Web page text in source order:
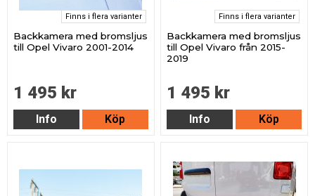
Finns i flera varianter
Backkamera med bromsljus
till Opel Vivaro 2001-2014
1 495 kr
Info Köp
Finns i flera varianter
Backkamera med bromsljus
till Opel Vivaro från 2015-
2019
1 495 kr
Info Köp